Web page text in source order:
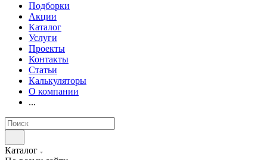
Подборки
Акции
Каталог
Услуги
Проекты
Контакты
Статьи
Калькуляторы
О компании
...
Каталог